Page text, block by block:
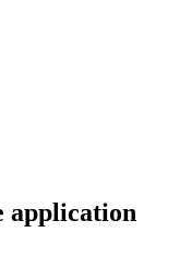
application